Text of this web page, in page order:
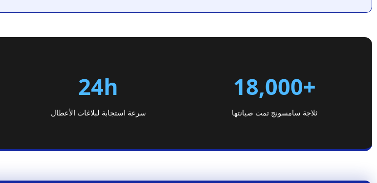
+18,000
ثلاجة سامسونج تمت صيانتها
24h
سرعة استجابة لبلاغات الأعطال